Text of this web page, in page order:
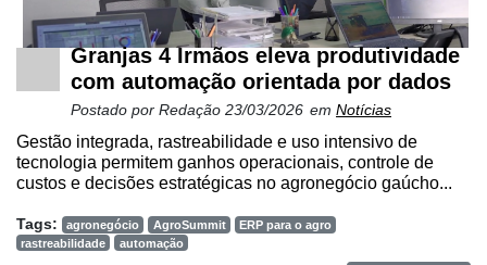
Granjas 4 Irmãos eleva produtividade
com automação orientada por dados
Postado por Redação 23/03/2026 em Notícias
Gestão integrada, rastreabilidade e uso intensivo de
tecnologia permitem ganhos operacionais, controle de
custos e decisões estratégicas no agronegócio gaúcho...
Tags: agronegócio AgroSummit
ERP para o agro
rastreabilidade
automação